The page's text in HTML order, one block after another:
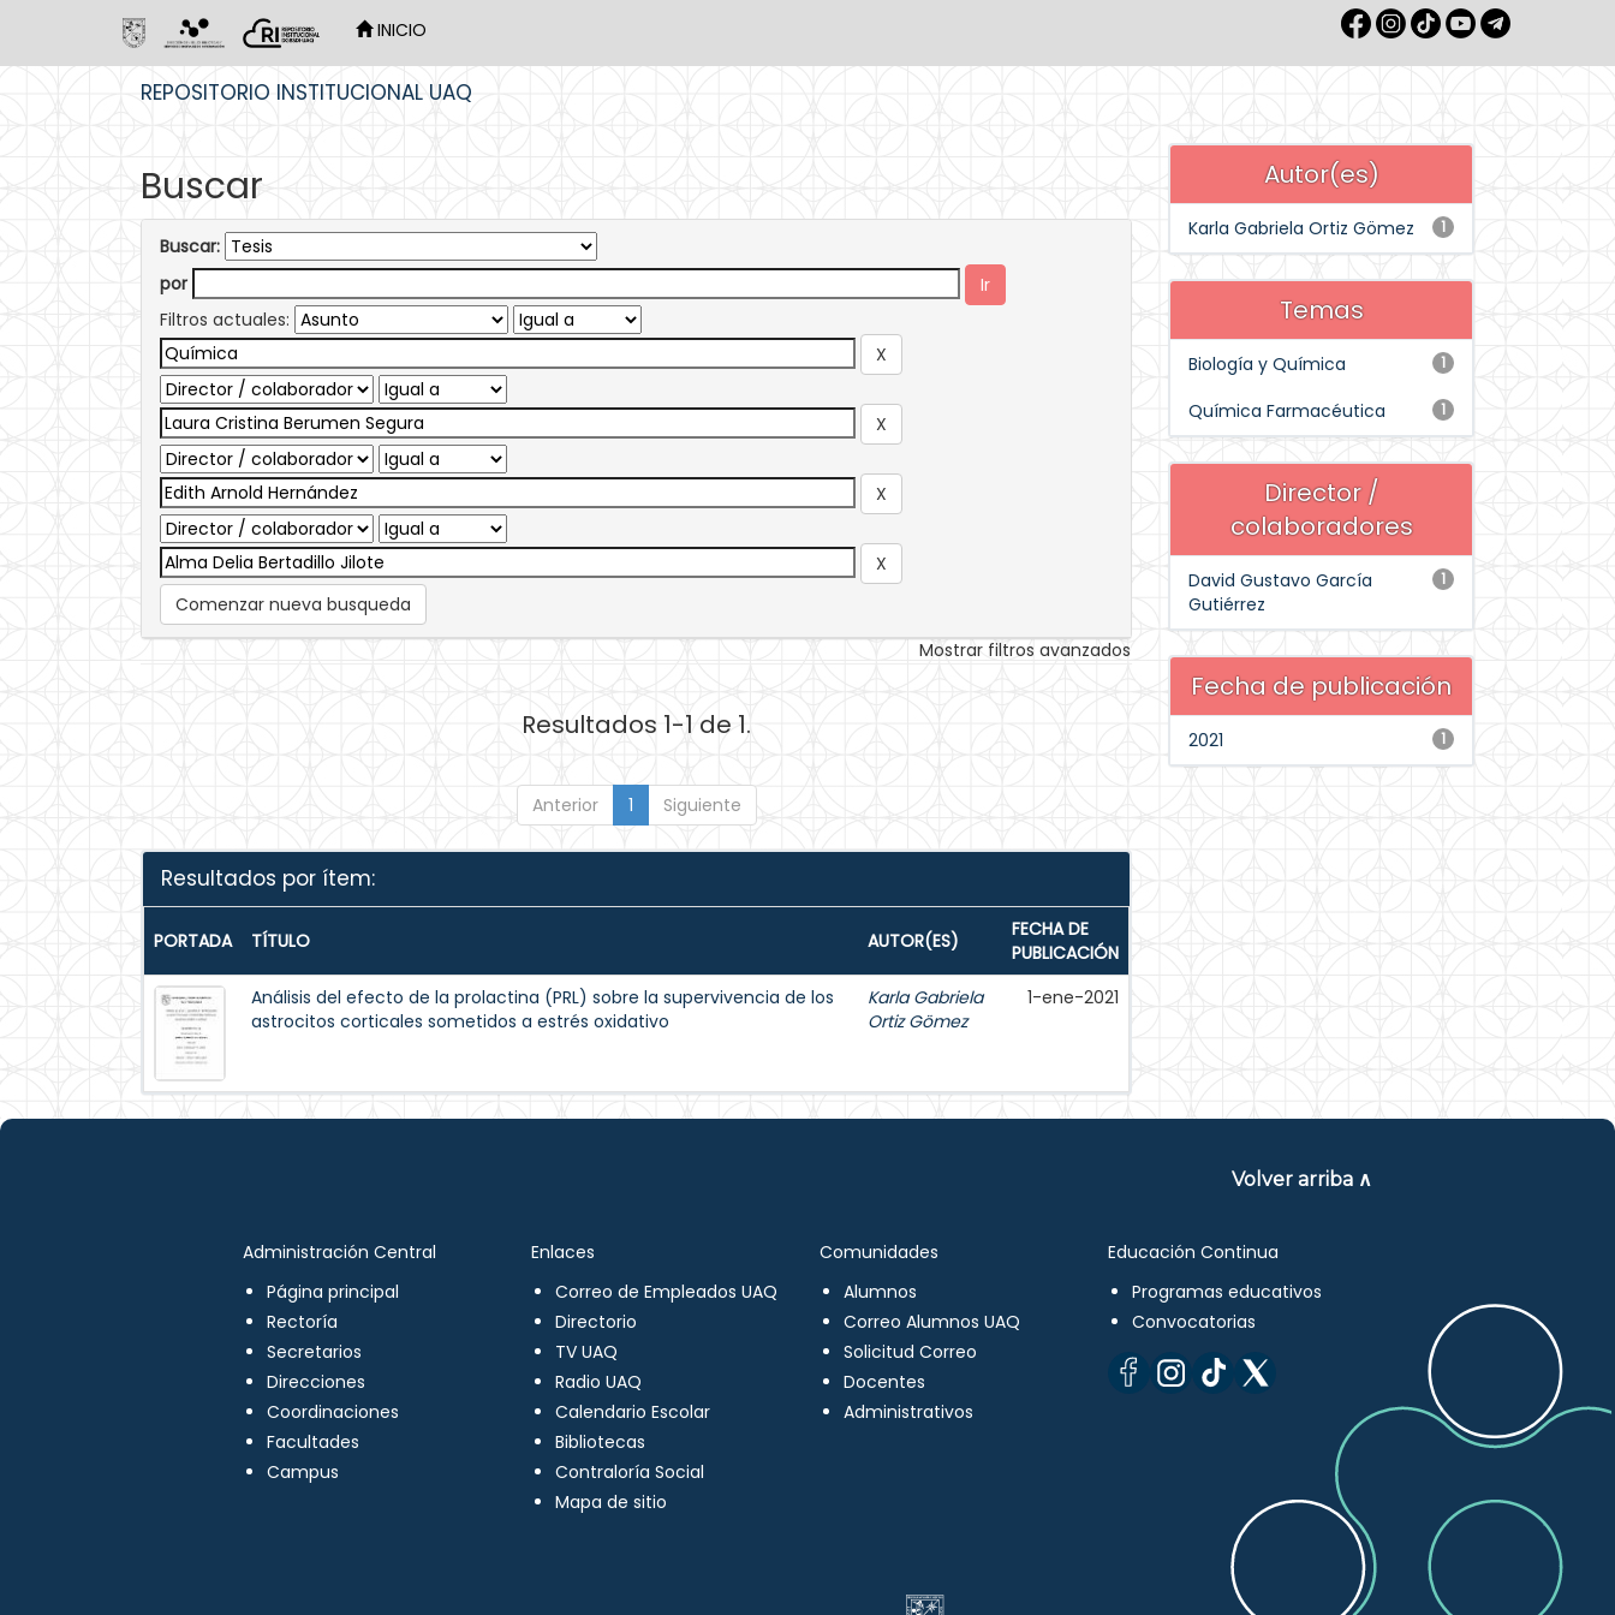
INICIO
REPOSITORIO INSTITUCIONAL UAQ
Buscar
Buscar:
por
Filtros actuales:
Comenzar nueva busqueda
Mostrar filtros avanzados
Resultados 1-1 de 1.
Anterior 1 Siguiente
Resultados por ítem:
PORTADA TÍTULO AUTOR(ES)
FECHA DE
PUBLICACIÓN
Análisis del efecto de la prolactina (PRL) sobre la supervivencia de los
astrocitos corticales sometidos a estrés oxidativo
Karla Gabriela
Ortiz Gömez
1-ene-2021
Autor(es)
1
Karla Gabriela Ortiz Gömez
Temas
1
Biología y Química
1
Química Farmacéutica
Director /
colaboradores
1
David Gustavo García
Gutiérrez
Fecha de publicación
1
2021
Volver arriba ∧
Administración Central
Página principal
Rectoría
Secretarios
Direcciones
Coordinaciones
Facultades
Campus
Enlaces
Correo de Empleados UAQ
Directorio
TV UAQ
Radio UAQ
Calendario Escolar
Bibliotecas
Contraloría Social
Mapa de sitio
Comunidades
Alumnos
Correo Alumnos UAQ
Solicitud Correo
Docentes
Administrativos
Educación Continua
Programas educativos
Convocatorias